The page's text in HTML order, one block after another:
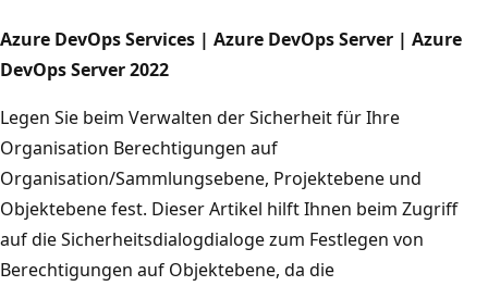
Azure DevOps Services | Azure DevOps Server | Azure
DevOps Server 2022
Legen Sie beim Verwalten der Sicherheit für Ihre
Organisation Berechtigungen auf
Organisation/Sammlungsebene, Projektebene und
Objektebene fest. Dieser Artikel hilft Ihnen beim Zugriff
auf die Sicherheitsdialogdialoge zum Festlegen von
Berechtigungen auf Objektebene, da die